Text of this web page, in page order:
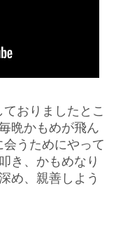
おりましたとこ
晩かもめが飛ん
うためにやって
き、かもめなり
め、親善しよう